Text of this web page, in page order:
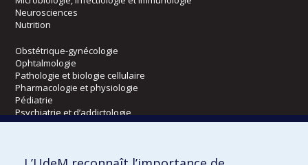
Neurosciences
Nutrition
Obstétrique-gynécologie
Ophtalmologie
Pathologie et biologie cellulaire
Pharmacologie et physiologie
Pédiatrie
Psychiatrie et d’addictologie
Radiologie, radio-oncologie et médecine nucléaire